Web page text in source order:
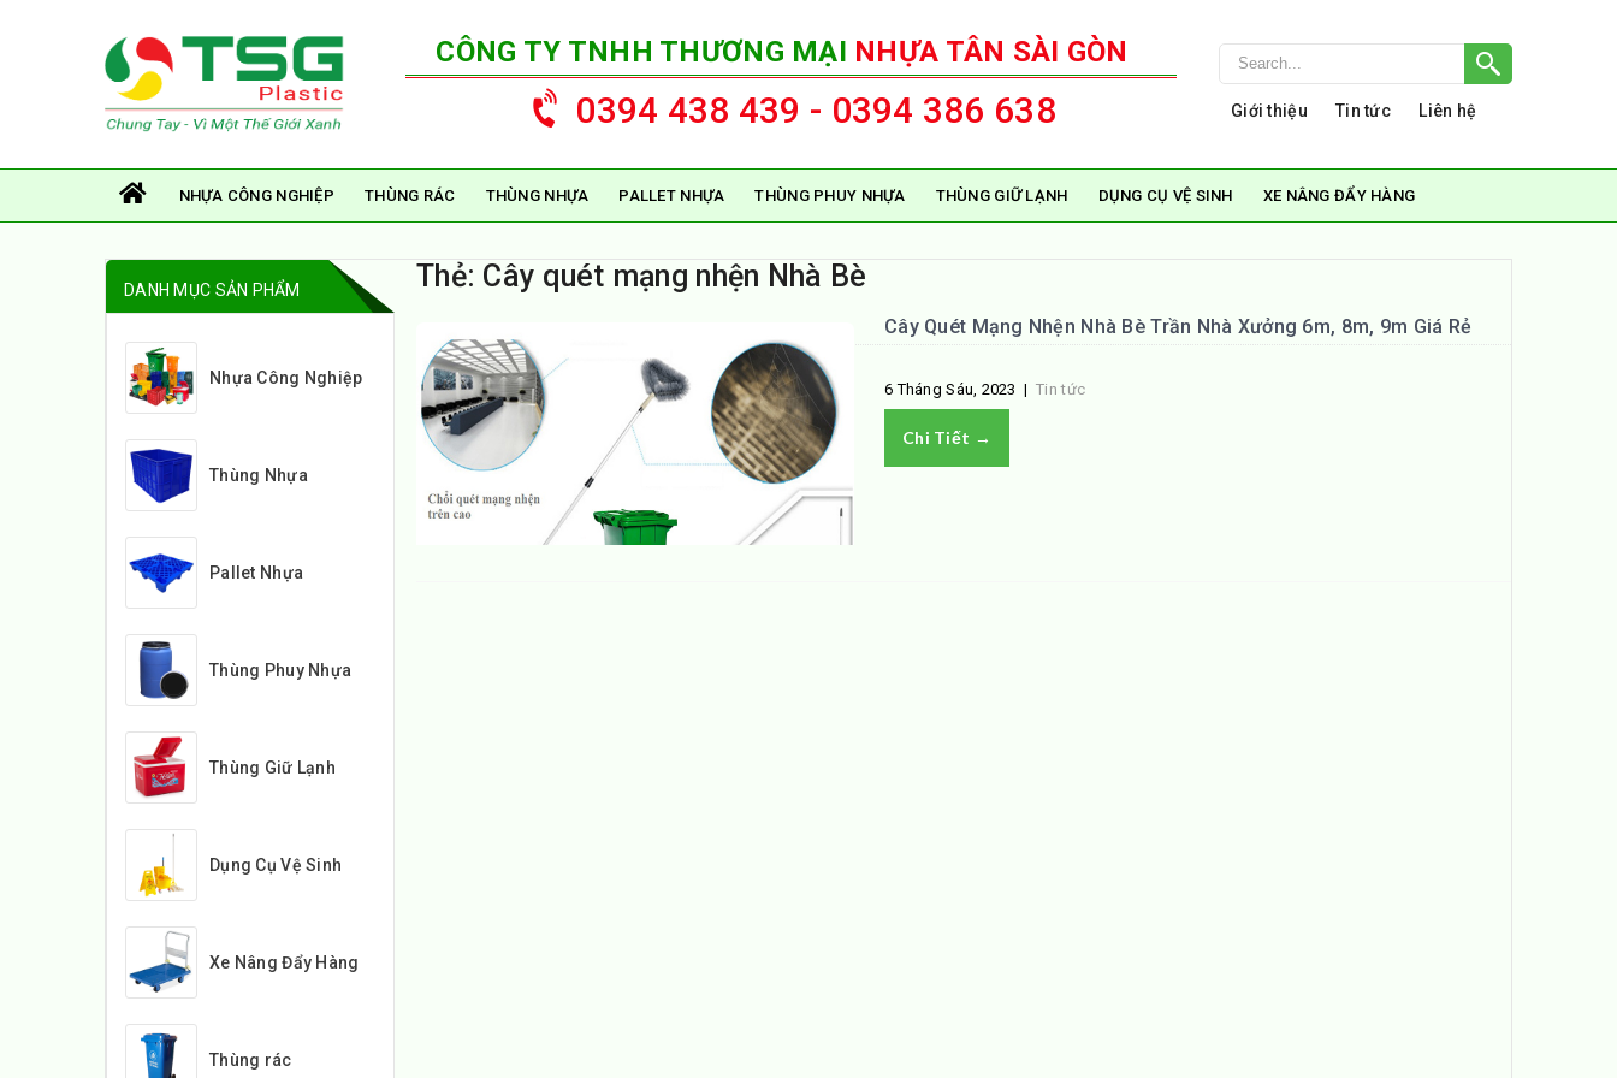
CÔNG TY TNHH THƯƠNG MẠI NHỰA TÂN SÀI GÒN
0394 438 439 - 0394 386 638 Giới thiệu Tin tức Liên hệ
NHỰA CÔNG NGHIỆP THÙNG RÁC THÙNG NHỰA PALLET NHỰA THÙNG PHUY NHỰA THÙNG GIỮ LẠNH DỤNG CỤ VỆ SINH XE NÂNG ĐẨY HÀNG
Thẻ: Cây quét mạng nhện Nhà Bè
Cây Quét Mạng Nhện Nhà Bè Trần Nhà Xưởng 6m, 8m, 9m Giá Rẻ
6 Tháng Sáu, 2023 |Tin tức
Chi Tiết →
DANH MỤC SẢN PHẨM
Nhựa Công Nghiệp
Thùng Nhựa
Pallet Nhựa
Thùng Phuy Nhựa
Thùng Giữ Lạnh
Dụng Cụ Vệ Sinh
Xe Nâng Đẩy Hàng
Thùng rác